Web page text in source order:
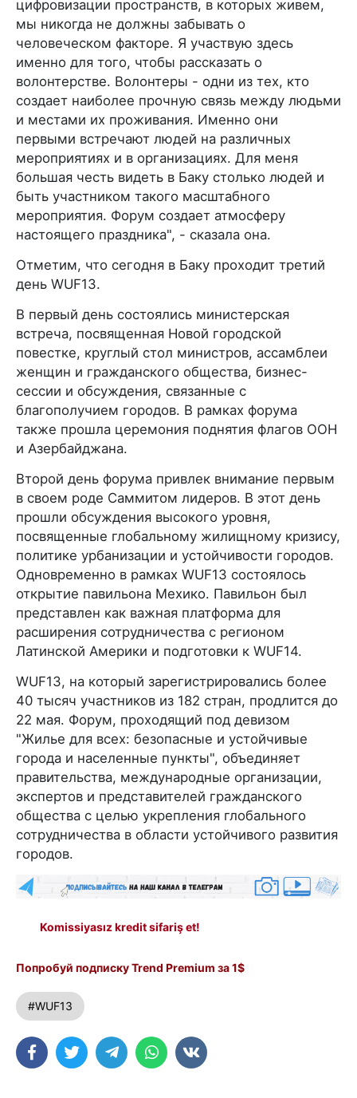
цифровизации пространств, в которых живем,
мы никогда не должны забывать о
человеческом факторе. Я участвую здесь
именно для того, чтобы рассказать о
волонтерстве. Волонтеры - одни из тех, кто
создает наиболее прочную связь между людьми
и местами их проживания. Именно они
первыми встречают людей на различных
мероприятиях и в организациях. Для меня
большая честь видеть в Баку столько людей и
быть участником такого масштабного
мероприятия. Форум создает атмосферу
настоящего праздника", - сказала она.
Отметим, что сегодня в Баку проходит третий
день WUF13.
В первый день состоялись министерская
встреча, посвященная Новой городской
повестке, круглый стол министров, ассамблеи
женщин и гражданского общества, бизнес-
сессии и обсуждения, связанные с
благополучием городов. В рамках форума
также прошла церемония поднятия флагов ООН
и Азербайджана.
Второй день форума привлек внимание первым
в своем роде Саммитом лидеров. В этот день
прошли обсуждения высокого уровня,
посвященные глобальному жилищному кризису,
политике урбанизации и устойчивости городов.
Одновременно в рамках WUF13 состоялось
открытие павильона Мехико. Павильон был
представлен как важная платформа для
расширения сотрудничества с регионом
Латинской Америки и подготовки к WUF14.
WUF13, на который зарегистрировались более
40 тысяч участников из 182 стран, продлится до
22 мая. Форум, проходящий под девизом
"Жилье для всех: безопасные и устойчивые
города и населенные пункты", объединяет
правительства, международные организации,
экспертов и представителей гражданского
общества с целью укрепления глобального
сотрудничества в области устойчивого развития
городов.
Komissiyasız kredit sifariş et!
Попробуй подписку Trend Premium за 1$
#WUF13